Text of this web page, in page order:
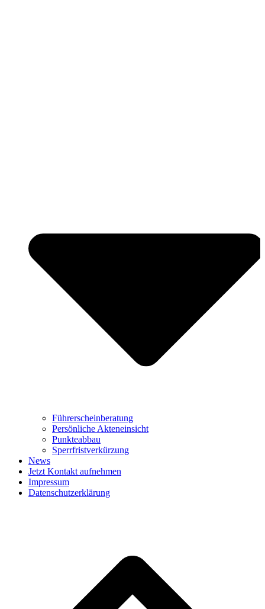
Führerscheinberatung
Persönliche Akteneinsicht
Punkteabbau
Sperrfristverkürzung
News
Jetzt Kontakt aufnehmen
Impressum
Datenschutzerklärung